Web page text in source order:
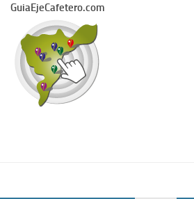
GuiaEjeCafetero.com